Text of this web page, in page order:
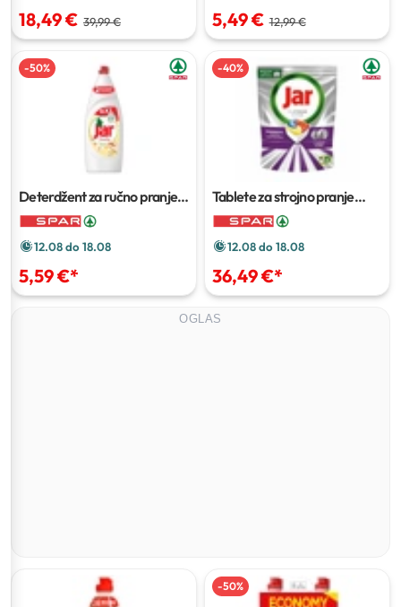
18,49 € 39,99 € 5,49 € 12,99 €
-50%
Deterdžent za ručno pranje
posuđa Jar 1,35 L
12.08 do 18.08
5,59 €*
-40%
Tablete za strojno pranje
posuđa Jar 88/1
12.08 do 18.08
36,49 €*
OGLAS
-50%